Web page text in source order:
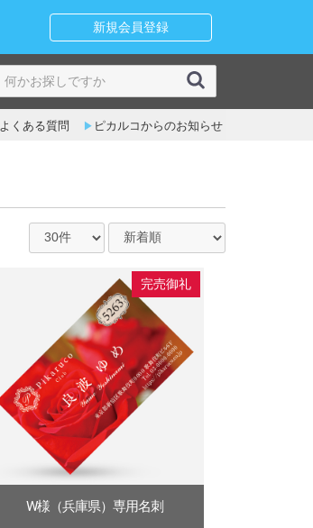
新規会員登録
よくある質問 ピカルコからのお知らせ
完売御礼
W様（兵庫県）専用名刺